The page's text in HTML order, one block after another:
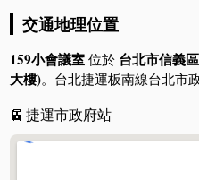
交通地理位置
159小會議室 位於 台北市信義
大樓)。台北捷運板南線台北市
🚈 捷運市政府站